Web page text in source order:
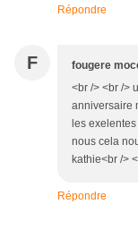
Répondre
F fougere
<br /> <br />
anniversaire
les
nous cela
kathie<br />
Répondre